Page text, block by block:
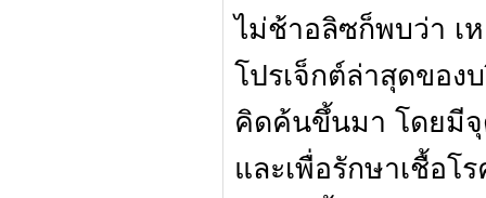
ไม่ช้าอลิซก็พบว่า เ
โปรเจ็กต์ล่าสุดของ
คิดค้นขึ้นมา โดยมีจุ
และเพื่อรักษาเชื้อโ